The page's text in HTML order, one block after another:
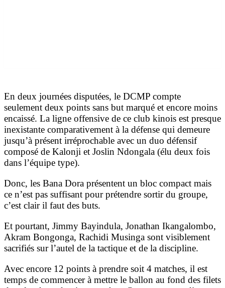
En deux journées disputées, le DCMP compte
seulement deux points sans but marqué et encore moins
encaissé. La ligne offensive de ce club kinois est presque
inexistante comparativement à la défense qui demeure
jusqu’à présent irréprochable avec un duo défensif
composé de Kalonji et Joslin Ndongala (élu deux fois
dans l’équipe type).
Donc, les Bana Dora présentent un bloc compact mais
ce n’est pas suffisant pour prétendre sortir du groupe,
c’est clair il faut des buts.
Et pourtant, Jimmy Bayindula, Jonathan Ikangalombo,
Akram Bongonga, Rachidi Musinga sont visiblement
sacrifiés sur l’autel de la tactique et de la discipline.
Avec encore 12 points à prendre soit 4 matches, il est
temps de commencer à mettre le ballon au fond des filets